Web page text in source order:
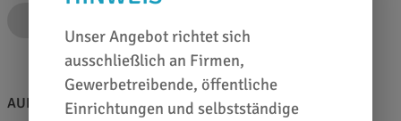
AUF EINEN BLICK
Unser Angebot richtet sich
ausschließlich an Firmen,
Gewerbetreibende, öffentliche
Einrichtungen und selbstständige